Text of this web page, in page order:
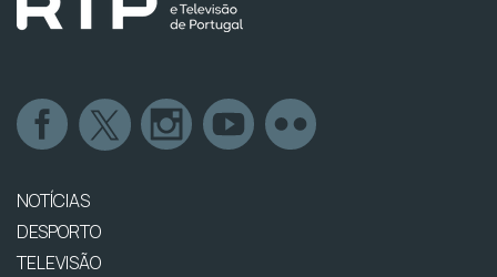
NOTÍCIAS
DESPORTO
TELEVISÃO